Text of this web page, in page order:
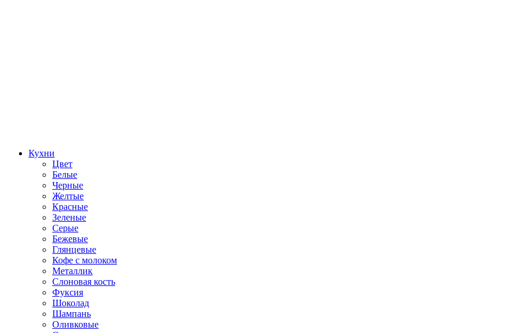
Кухни
Цвет
Белые
Черные
Желтые
Красные
Зеленые
Серые
Бежевые
Глянцевые
Кофе с молоком
Металлик
Слоновая кость
Фуксия
Шоколад
Шампань
Оливковые